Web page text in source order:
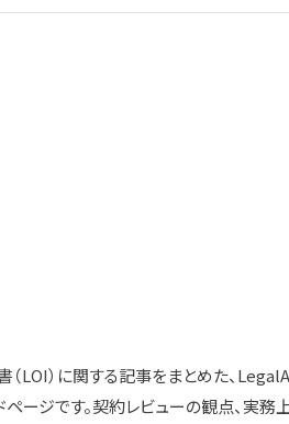
（LOI）に関する記事をまとめた、
ページです。契約レビューの観点、実務